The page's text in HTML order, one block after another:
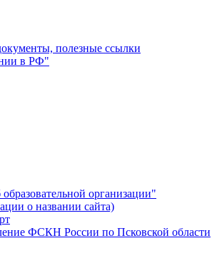
полезные ссылки
в РФ"
организации"
о названии сайта)
ФСКН России по Псковской области